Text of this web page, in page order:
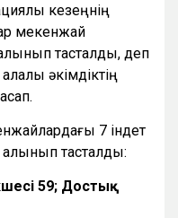
кезеңнің
мекенжай
тасталды, деп
әкімдіктің
7 індет
тасталды:
59; Достық